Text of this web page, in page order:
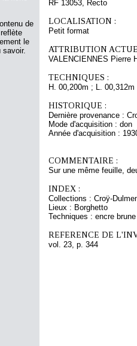
de
le
savoir.
RF 13053, Recto
LOCALISATION :
Petit format
ATTRIBUTION
VALENCIENNES Pierre
TECHNIQUES :
H. 00,200m ; L. 00,312m
HISTORIQUE :
Dernière provenance :
Mode d'acquisition : don
Année d'acquisition :
COMMENTAIRE :
Sur une même feuille,
INDEX :
Collections : Croÿ-
Lieux : Borghetto
Techniques : encre
REFERENCE DE
vol. 23, p. 344